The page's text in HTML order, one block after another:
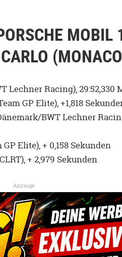
MOBIL
Lechner Racing), 29:52,330
GP Elite), +1,818
BWT Lechner
Elite), + 0,158 Sekunden
+ 2,979 Sekunden
Anzeige